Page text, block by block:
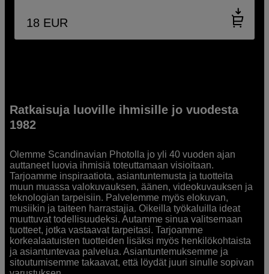
18 EUR
Ratkaisuja luoville ihmisille jo vuodesta
1982
Olemme Scandinavian Photolla jo yli 40 vuoden ajan
auttaneet luovia ihmisiä toteuttamaan visioitaan.
Tarjoamme inspiraatiota, asiantuntemusta ja tuotteita
muun muassa valokuvauksen, äänen, videokuvauksen ja
teknologian tarpeisiin. Palvelemme myös elokuvan,
musiikin ja taiteen harrastajia. Oikeilla työkaluilla ideat
muuttuvat todellisuudeksi. Autamme sinua valitsemaan
tuotteet, jotka vastaavat tarpeitasi. Tarjoamme
korkealaatuisten tuotteiden lisäksi myös henkilökohtaista
ja asiantuntevaa palvelua. Asiantuntemuksemme ja
sitoutumisemme takaavat, että löydät juuri sinulle sopivan